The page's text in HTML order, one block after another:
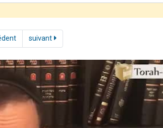
suivant